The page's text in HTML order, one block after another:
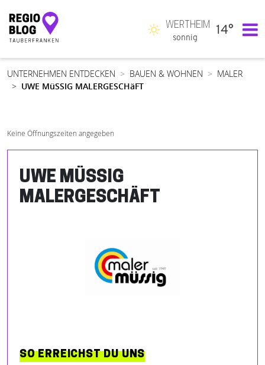
Hauptnavigation
WERTHEIM
sonnig
14°
UNTERNEHMEN ENTDECKEN BAUEN & WOHNEN
MALER
UWE MüSSIG MALERGESCHäFT
Keine Öffnungszeiten angegeben
UWE MÜSSIG
MALERGESCHÄFT
SO ERREICHST DU UNS